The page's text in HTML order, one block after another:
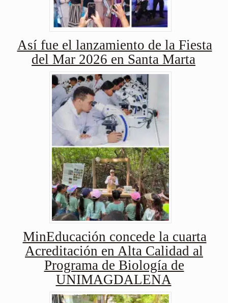
Así fue el lanzamiento de la Fiesta
del Mar 2026 en Santa Marta
MinEducación concede la cuarta
Acreditación en Alta Calidad al
Programa de Biología de
UNIMAGDALENA